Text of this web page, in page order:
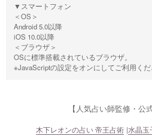
▼スマートフォン
＜OS＞
Android 5.0以降
iOS 10.0以降
＜ブラウザ＞
OSに標準搭載されているブラウザ。
※JavaScriptの設定をオンにしてご利用くだ
【人気占い師監修・公
木下レオンの占い 帝王占術 水晶